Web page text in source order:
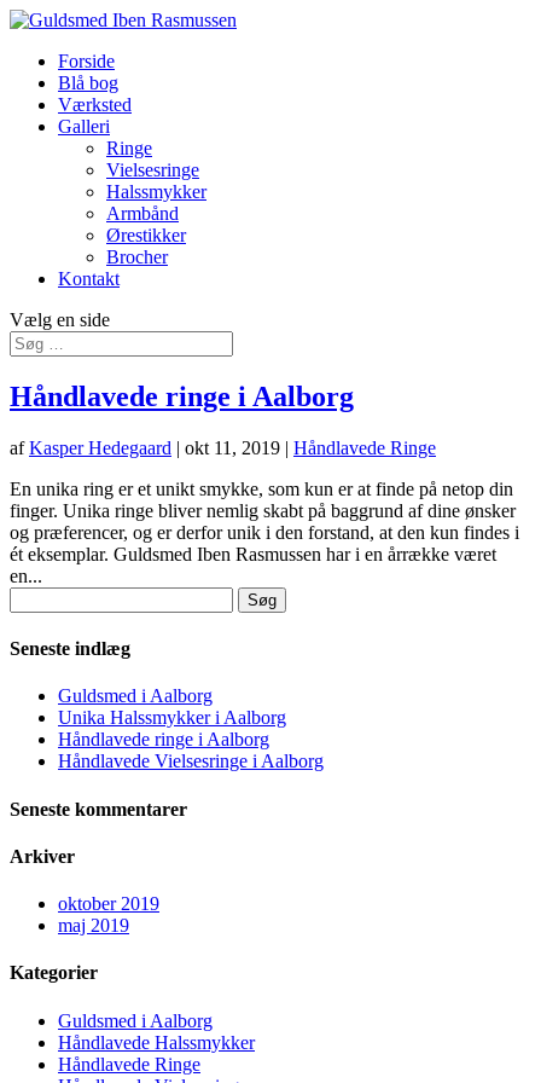
Forside
Blå bog
Værksted
Galleri
Ringe
Vielsesringe
Halssmykker
Armbånd
Ørestikker
Brocher
Kontakt
Vælg en side
Håndlavede ringe i Aalborg
afKasper Hedegaard | okt 11, 2019 | Håndlavede Ringe
En unika ring er et unikt smykke, som kun er at finde på netop din
finger. Unika ringe bliver nemlig skabt på baggrund af dine ønsker
og præferencer, og er derfor unik i den forstand, at den kun findes i
ét eksemplar. Guldsmed Iben Rasmussen har i en årrække været
en...
efter:
Seneste indlæg
Guldsmed i Aalborg
Unika Halssmykker i Aalborg
Håndlavede ringe i Aalborg
Håndlavede Vielsesringe i Aalborg
Seneste kommentarer
Arkiver
oktober 2019
maj 2019
Kategorier
Guldsmed i Aalborg
Håndlavede Halssmykker
Håndlavede Ringe